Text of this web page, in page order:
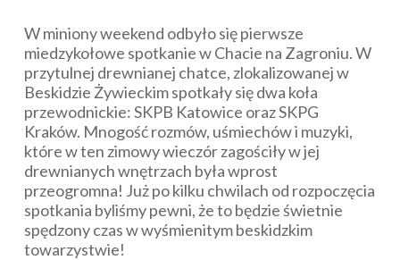
W miniony weekend odbyło się pierwsze
miedzykołowe spotkanie w Chacie na Zagroniu. W
przytulnej drewnianej chatce, zlokalizowanej w
Beskidzie Żywieckim spotkały się dwa koła
przewodnickie: SKPB Katowice oraz SKPG
Kraków. Mnogość rozmów, uśmiechów i muzyki,
które w ten zimowy wieczór zagościły w jej
drewnianych wnętrzach była wprost
przeogromna! Już po kilku chwilach od rozpoczęcia
spotkania byliśmy pewni, że to będzie świetnie
spędzony czas w wyśmienitym beskidzkim
towarzystwie!